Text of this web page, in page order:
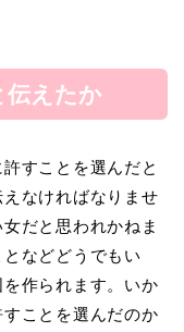
伝えたか
すことを選んだと
なければなりませ
だと思われかねま
などどうでもい
作られます。いか
ことを選んだのか